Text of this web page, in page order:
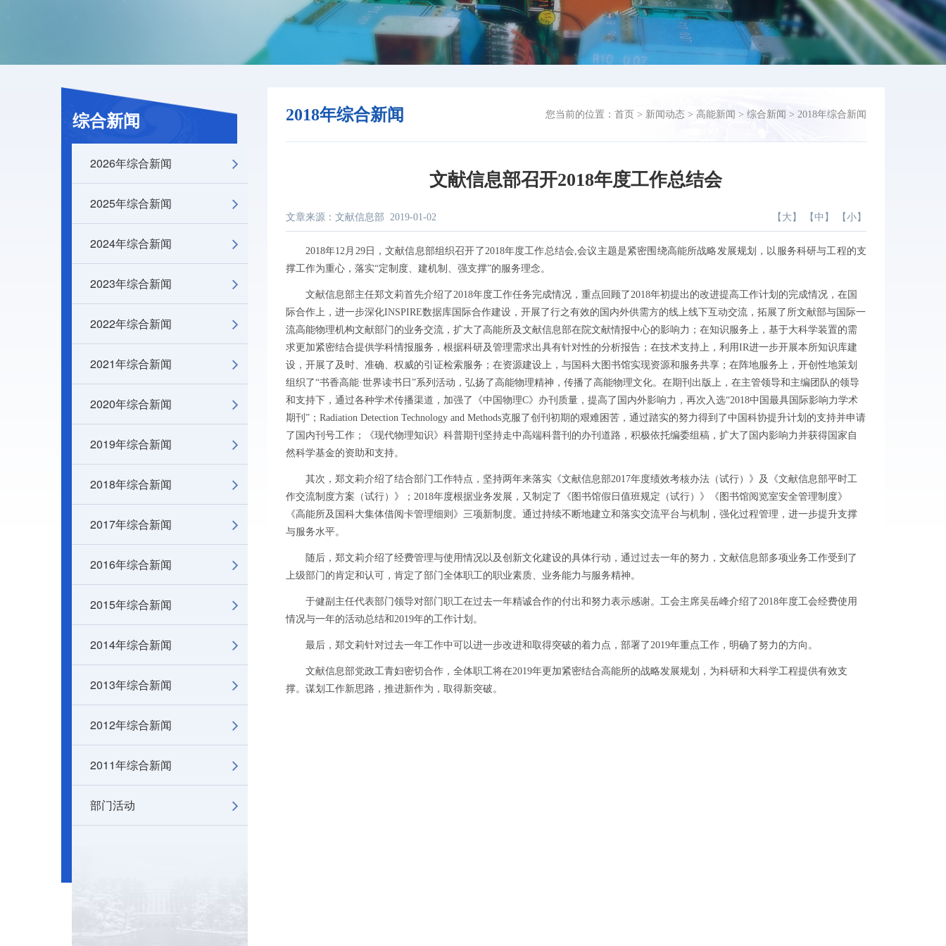
综合新闻
2026年综合新闻
2025年综合新闻
2024年综合新闻
2023年综合新闻
2022年综合新闻
2021年综合新闻
2020年综合新闻
2019年综合新闻
2018年综合新闻
2017年综合新闻
2016年综合新闻
2015年综合新闻
2014年综合新闻
2013年综合新闻
2012年综合新闻
2011年综合新闻
部门活动
2018年综合新闻 您当前的位置： 首页 > 新闻动态 > 高能新闻 > 综合新闻 > 2018年综合新闻
文献信息部召开2018年度工作总结会
文章来源：文献信息部 2019-01-02 【 大 】 【 中 】 【 小 】
2018年12月29日，文献信息部组织召开了2018年度工作总结会,会议主题是紧密围绕高能所战略发展规划，以服务科研与工程的支
撑工作为重心，落实“定制度、建机制、强支撑”的服务理念。
文献信息部主任郑文莉首先介绍了2018年度工作任务完成情况，重点回顾了2018年初提出的改进提高工作计划的完成情况，在国
际合作上，进一步深化INSPIRE数据库国际合作建设，开展了行之有效的国内外供需方的线上线下互动交流，拓展了所文献部与国际一
流高能物理机构文献部门的业务交流，扩大了高能所及文献信息部在院文献情报中心的影响力；在知识服务上，基于大科学装置的需
求更加紧密结合提供学科情报服务，根据科研及管理需求出具有针对性的分析报告；在技术支持上，利用IR进一步开展本所知识库建
设，开展了及时、准确、权威的引证检索服务；在资源建设上，与国科大图书馆实现资源和服务共享；在阵地服务上，开创性地策划
组织了“书香高能·世界读书日”系列活动，弘扬了高能物理精神，传播了高能物理文化。在期刊出版上，在主管领导和主编团队的领导
和支持下，通过各种学术传播渠道，加强了《中国物理C》办刊质量，提高了国内外影响力，再次入选“2018中国最具国际影响力学术
期刊”；Radiation Detection Technology and Methods克服了创刊初期的艰难困苦，通过踏实的努力得到了中国科协提升计划的支持并申请
了国内刊号工作；《现代物理知识》科普期刊坚持走中高端科普刊的办刊道路，积极依托编委组稿，扩大了国内影响力并获得国家自
然科学基金的资助和支持。
其次，郑文莉介绍了结合部门工作特点，坚持两年来落实《文献信息部2017年度绩效考核办法（试行）》及《文献信息部平时工
作交流制度方案（试行）》；2018年度根据业务发展，又制定了《图书馆假日值班规定（试行）》《图书馆阅览室安全管理制度》
《高能所及国科大集体借阅卡管理细则》三项新制度。通过持续不断地建立和落实交流平台与机制，强化过程管理，进一步提升支撑
与服务水平。
随后，郑文莉介绍了经费管理与使用情况以及创新文化建设的具体行动，通过过去一年的努力，文献信息部多项业务工作受到了
上级部门的肯定和认可，肯定了部门全体职工的职业素质、业务能力与服务精神。
于健副主任代表部门领导对部门职工在过去一年精诚合作的付出和努力表示感谢。工会主席吴岳峰介绍了2018年度工会经费使用
情况与一年的活动总结和2019年的工作计划。
最后，郑文莉针对过去一年工作中可以进一步改进和取得突破的着力点，部署了2019年重点工作，明确了努力的方向。
文献信息部党政工青妇密切合作，全体职工将在2019年更加紧密结合高能所的战略发展规划，为科研和大科学工程提供有效支
撑。谋划工作新思路，推进新作为，取得新突破。